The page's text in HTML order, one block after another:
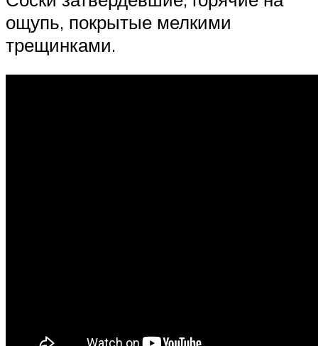
ощупь, покрытые мелкими
трещинками.